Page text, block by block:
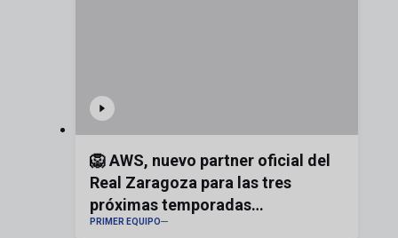
🦁 AWS, nuevo partner oficial del
Real Zaragoza para las tres
próximas temporadas
#realzaragoza
PRIMER EQUIPO